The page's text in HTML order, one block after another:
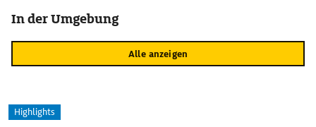
In der Umgebung
Alle anzeigen
Highlights